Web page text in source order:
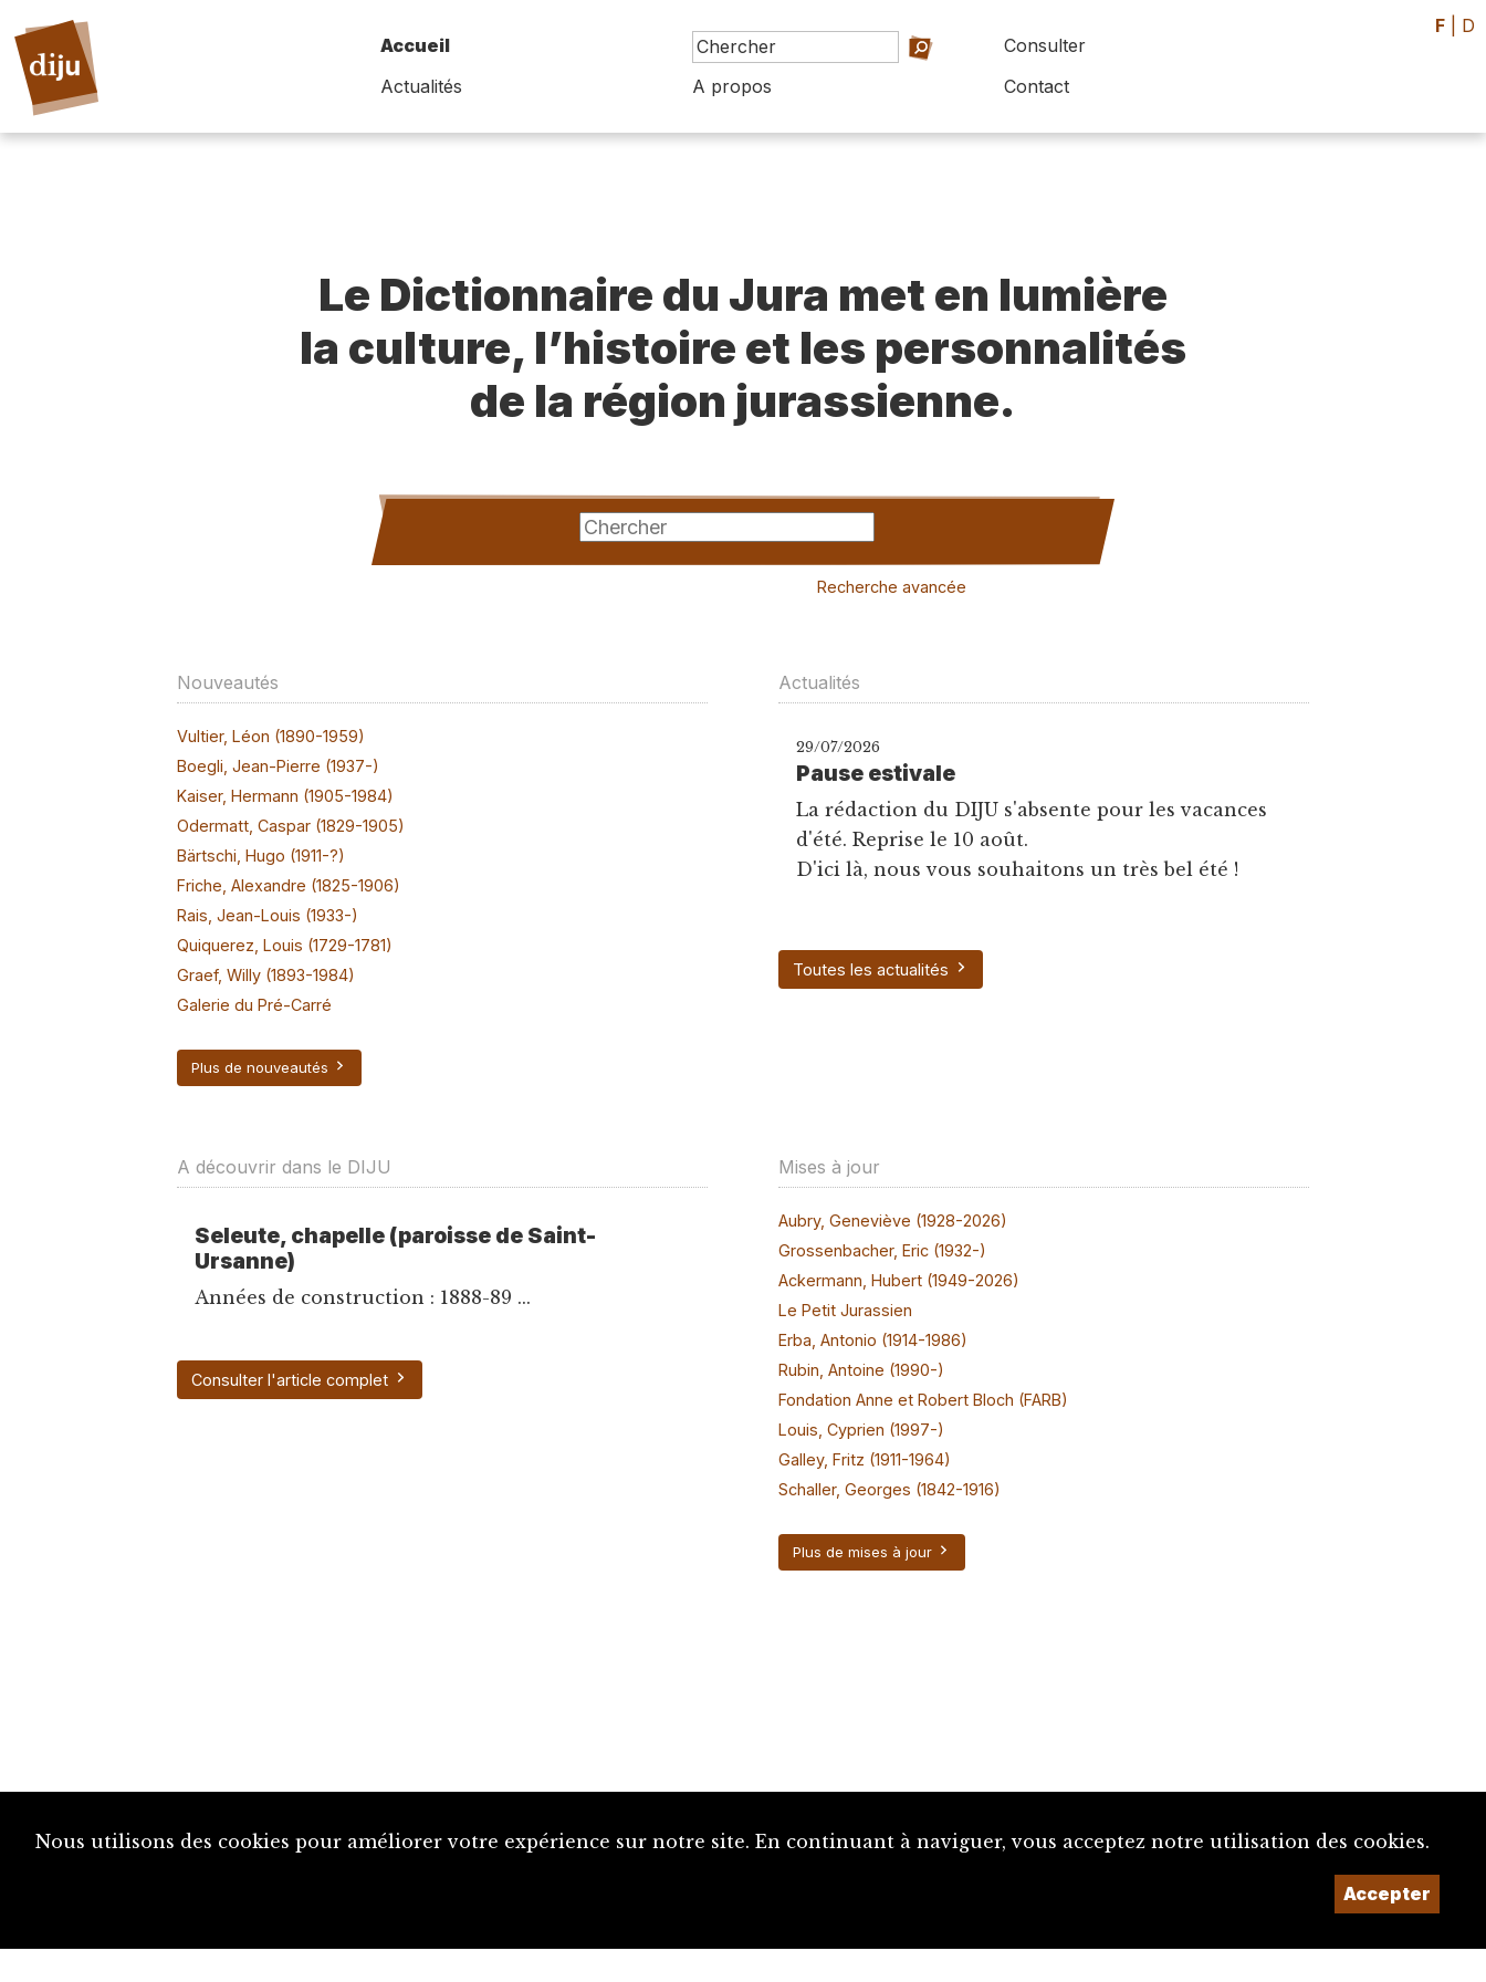
Accueil
Consulter
Actualités
A propos Contact
F D
Le Dictionnaire du Jura met en lumière
la culture, l’histoire et les personnalités
de la région jurassienne.
Recherche avancée
Nouveautés
Vultier, Léon (1890-1959)
Boegli, Jean-Pierre (1937-)
Kaiser, Hermann (1905-1984)
Odermatt, Caspar (1829-1905)
Bärtschi, Hugo (1911-?)
Friche, Alexandre (1825-1906)
Rais, Jean-Louis (1933-)
Quiquerez, Louis (1729-1781)
Graef, Willy (1893-1984)
Galerie du Pré-Carré
Plus de nouveautés
Actualités
29/07/2026
Pause estivale
La rédaction du DIJU s'absente pour les vacances
d'été. Reprise le 10 août.
D'ici là, nous vous souhaitons un très bel été !
Toutes les actualités
A découvrir dans le DIJU
Seleute, chapelle (paroisse de Saint-
Ursanne)
Années de construction : 1888-89 ...
Consulter l'article complet
Mises à jour
Aubry, Geneviève (1928-2026)
Grossenbacher, Eric (1932-)
Ackermann, Hubert (1949-2026)
Le Petit Jurassien
Erba, Antonio (1914-1986)
Rubin, Antoine (1990-)
Fondation Anne et Robert Bloch (FARB)
Louis, Cyprien (1997-)
Galley, Fritz (1911-1964)
Schaller, Georges (1842-1916)
Plus de mises à jour
Un projet de la
Nous utilisons des cookies pour améliorer votre expérience sur notre site. En continuant à naviguer, vous acceptez notre utilisation des cookies.
Accepter